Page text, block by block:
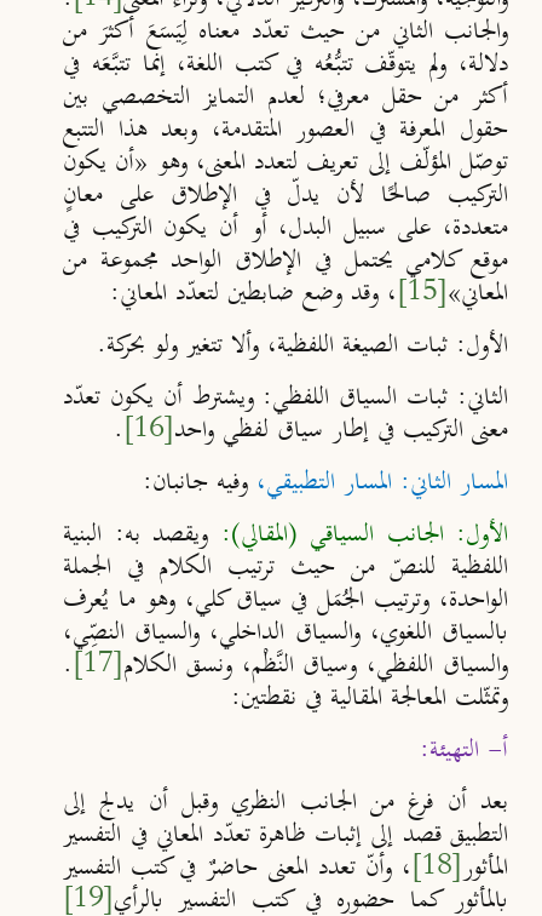
والجانب الثاني من حيث تعدّد معناه لِيَسَعَ أكثرَ من
دلالة، ولم يتوقّف تتبُّعُه في كتب اللغة، إنما تتبَّعَه في
أكثر من حقل معرفي؛ لعدم التمايز التخصصي بين
حقول المعرفة في العصور المتقدمة، وبعد هذا التتبع
توصّل المؤلّف إلى تعريف لتعدد المعنى، وهو «أن يكون
التركيب صالحًا لأن يدلّ في الإطلاق على معانٍ
متعددة، على سبيل البدل، أو أن يكون التركيب في
موقع كلامي يحتمل في الإطلاق الواحد مجموعة من
المعاني»
[15]
، وقد وضع ضابطين لتعدّد المعاني:
الأول: ثبات الصيغة اللفظية، وألا تتغير ولو بحركة.
الثاني: ثبات السياق اللفظي: ويشترط أن يكون تعدّد
معنى التركيب في إطار سياق لفظي واحد[16]
.
المسار الثاني: المسار التطبيقي، وفيه جانبان:
الأول: الجانب السياقي (المقالي): ويقصد به: البنية
اللفظية للنصّ من حيث ترتيب الكلام في الجملة
الواحدة، وترتيب الجُمَل في سياق كلي، وهو ما يُعرف
بالسياق اللغوي، والسياق الداخلي، والسياق النصِّي،
والسياق اللفظي، وسياق النَّظْم، ونسق الكلام[17]
.
وتمثّلت المعالجة المقالية في نقطتين:
أ- التهيئة:
بعد أن فرغ من الجانب النظري وقبل أن يدلج إلى
التطبيق قصد إلى إثبات ظاهرة تعدّد المعاني في التفسير
المأثور[18] ، وأنّ تعدد المعنى حاضرٌ في كتب التفسير
بالمأثور كما حضوره في كتب التفسير بالرأي[19]